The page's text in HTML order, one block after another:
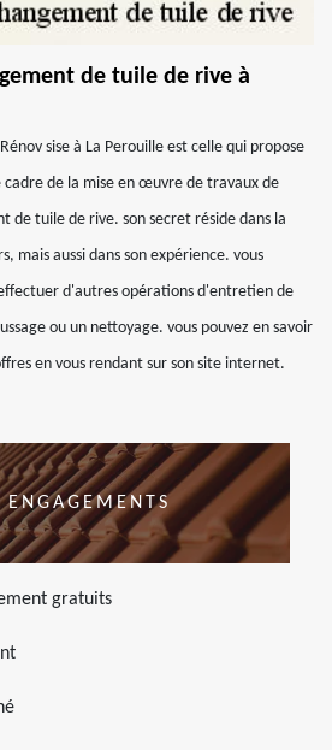
de tuile de rive à
sise à La Perouille est celle qui propose
cadre de la mise en œuvre de travaux de
de tuile de rive. son secret réside dans la
mais aussi dans son expérience. vous
d'autres opérations d'entretien de
ou un nettoyage. vous pouvez en savoir
en vous rendant sur son site internet.
ENGAGEMENTS
gratuits